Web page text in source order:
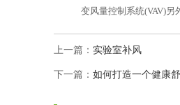
变风量控制系统(VAV)另外
上一篇： 实验室补风
下一篇： 如何打造一个健康